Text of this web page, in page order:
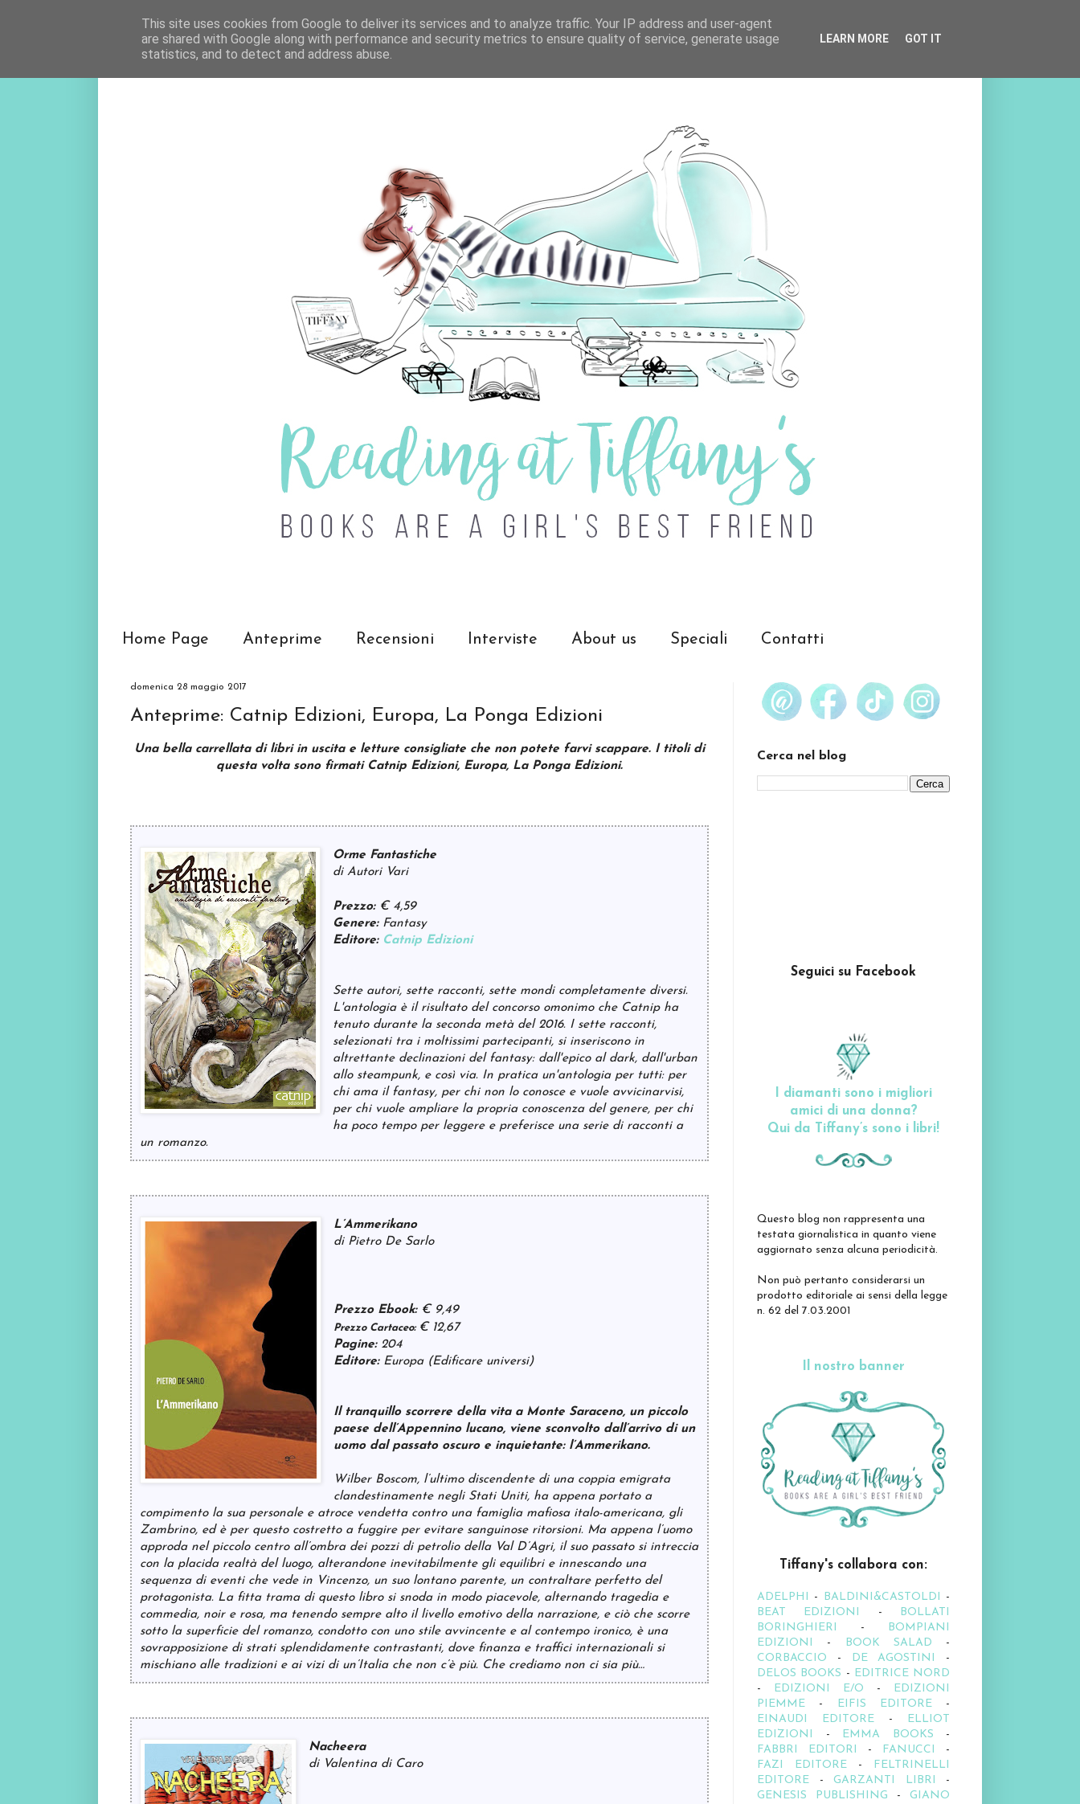
Home Page Anteprime Recensioni Interviste About us Speciali Contatti
domenica 28 maggio 2017
Anteprime: Catnip Edizioni, Europa, La Ponga Edizioni
Una bella carrellata di libri in uscita e letture consigliate che non potete farvi scappare. I titoli di
questa volta sono firmati Catnip Edizioni, Europa, La Ponga Edizioni.
Orme Fantastiche
di Autori Vari
Prezzo: € 4,59
Genere:Fantasy
Editore: Catnip Edizioni
Sette autori, sette racconti, sette mondi completamente diversi.
L'antologia è il risultato del concorso omonimo che Catnip ha
tenuto durante la seconda metà del 2016. I sette racconti,
selezionati tra i moltissimi partecipanti, si inseriscono in
altrettante declinazioni del fantasy: dall'epico al dark, dall'urban
allo steampunk, e così via. In pratica un'antologia per tutti: per
chi ama il fantasy, per chi non lo conosce e vuole avvicinarvisi,
per chi vuole ampliare la propria conoscenza del genere, per chi
ha poco tempo per leggere e preferisce una serie di racconti a
un romanzo.
L’Ammerikano
di Pietro De Sarlo
Prezzo Ebook: € 9,49
Prezzo Cartaceo: € 12,67
Pagine:204
Editore: Europa (Edificare universi)
Il tranquillo scorrere della vita a Monte Saraceno, un piccolo
paese dell’Appennino lucano, viene sconvolto dall’arrivo di un
uomo dal passato oscuro e inquietante: l’Ammerikano.
Wilber Boscom, l’ultimo discendente di una coppia emigrata
clandestinamente negli Stati Uniti, ha appena portato a
compimento la sua personale e atroce vendetta contro una famiglia mafiosa italo-americana, gli
Zambrino, ed è per questo costretto a fuggire per evitare sanguinose ritorsioni. Ma appena l’uomo
approda nel piccolo centro all’ombra dei pozzi di petrolio della Val D’Agri, il suo passato si intreccia
con la placida realtà del luogo, alterandone inevitabilmente gli equilibri e innescando una
sequenza di eventi che vede in Vincenzo, un suo lontano parente, un contraltare perfetto del
protagonista. La fitta trama di questo libro si snoda in modo piacevole, alternando tragedia e
commedia, noir e rosa, ma tenendo sempre alto il livello emotivo della narrazione, e ciò che scorre
sotto la superficie del romanzo, condotto con uno stile avvincente e al contempo ironico, è una
sovrapposizione di strati splendidamente contrastanti, dove finanza e traffici internazionali si
mischiano alle tradizioni e ai vizi di un’Italia che non c’è più. Che crediamo non ci sia più…
Nacheera
di Valentina di Caro
Cerca nel blog
Seguici su Facebook
I diamanti sono i migliori
amici di una donna?
Qui da Tiffany’s sono i libri!
Questo blog non rappresenta una
testata giornalistica in quanto viene
aggiornato senza alcuna periodicità.
Non può pertanto considerarsi un
prodotto editoriale ai sensi della legge
n. 62 del 7.03.2001
Il nostro banner
Tiffany's collabora con:
ADELPHI - BALDINI&CASTOLDI -
BEAT EDIZIONI
- BOLLATI
BORINGHIERI - BOMPIANI
EDIZIONI
- BOOK SALAD -
CORBACCIO - DE AGOSTINI
-
DELOS BOOKS - EDITRICE NORD
- EDIZIONI E/O - EDIZIONI
PIEMME - EIFIS EDITORE-
EINAUDI EDITORE - ELLIOT
EDIZIONI
- EMMA BOOKS -
FABBRI EDITORI
- FANUCCI
-
FAZI EDITORE - FELTRINELLI
EDITORE - GARZANTI LIBRI -
GENESIS PUBLISHING - GIANO
This site uses cookies from Google to deliver its services and to analyze traffic. Your IP address and user-agent
are shared with Google along with performance and security metrics to ensure quality of service, generate usage
statistics, and to detect and address abuse.
LEARN MORE GOT IT